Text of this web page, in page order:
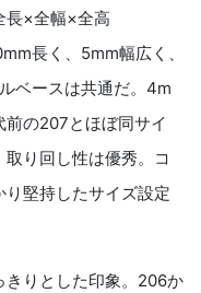
長×全幅×全高
長く、5mm幅広く、
ベースは共通だ。4m
前の207とほぼ同サイ
り回し性は優秀。コ
堅持したサイズ設定
りとした印象。206か